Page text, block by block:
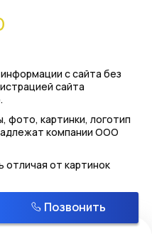
с сайта без
сайта
фото, картинки, логотип
компании ООО
отличая от картинок
Позвонить